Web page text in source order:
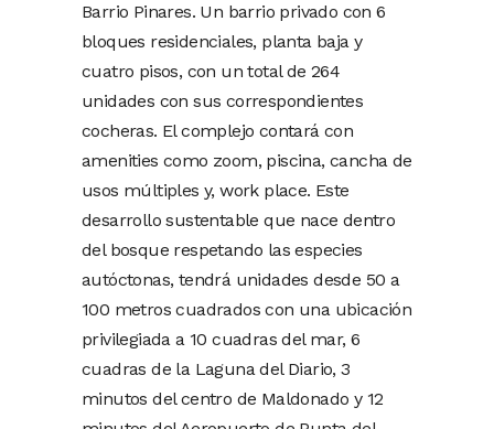
Barrio Pinares. Un barrio privado con 6
bloques residenciales, planta baja y
cuatro pisos, con un total de 264
unidades con sus correspondientes
cocheras. El complejo contará con
amenities como zoom, piscina, cancha de
usos múltiples y, work place. Este
desarrollo sustentable que nace dentro
del bosque respetando las especies
autóctonas, tendrá unidades desde 50 a
100 metros cuadrados con una ubicación
privilegiada a 10 cuadras del mar, 6
cuadras de la Laguna del Diario, 3
minutos del centro de Maldonado y 12